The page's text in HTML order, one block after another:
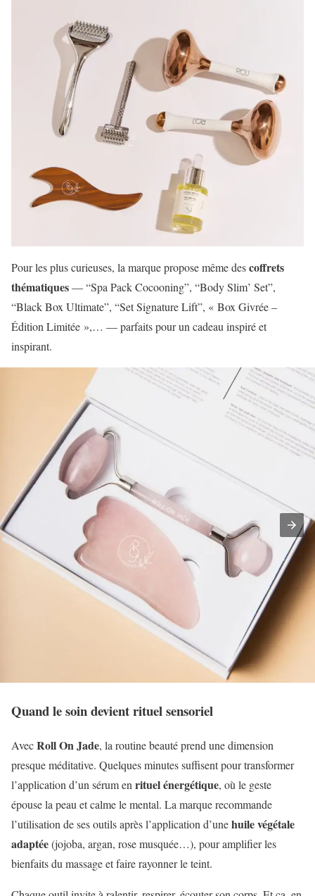
Pour les plus curieuses, la marque propose même descoffrets
thématiques— “Spa Pack Cocooning”, “Body Slim’ Set”,
“Black Box Ultimate”, “Set Signature Lift”, « Box Givrée –
Édition Limitée »,… — parfaits pour un cadeau inspiré et
inspirant.
Quand le soin devient rituel sensoriel
AvecRoll On Jade, la routine beauté prend une dimension
presque méditative. Quelques minutes suffisent pour transformer
l’application d’un sérum en rituel énergétique, où le geste
épouse la peau et calme le mental. La marque recommande
l’utilisation de ses outils après l’application d’unehuile végétale
adaptée(jojoba, argan, rose musquée…), pour amplifier les
bienfaits du massage et faire rayonner le teint.